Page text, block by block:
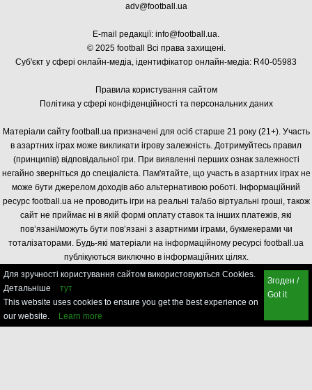
adv@football.ua
E-mail редакції: info@football.ua.
© 2025 football Всі права захищені.
Суб'єкт у сфері онлайн-медіа, ідентифікатор онлайн-медіа: R40-05983
Правила користування сайтом
Політика у сфері конфіденційності та персональних даних
Матеріали сайту football.ua призначені для осіб старше 21 року (21+). Участь
в азартних іграх може викликати ігрову залежність. Дотримуйтесь правил
(принципів) відповідальної гри. При виявленні перших ознак залежності
негайно зверніться до спеціаліста. Пам'ятайте, що участь в азартних іграх не
може бути джерелом доходів або альтернативою роботі. Інформаційний
ресурс football.ua не проводить ігри на реальні та/або віртуальні гроші, також
сайт не приймає ні в якій формі оплату ставок та інших платежів, які
пов’язані/можуть бути пов’язані з азартними іграми, букмекерами чи
тоталізаторами. Будь-які матеріали на інформаційному ресурсі football.ua
публікуються виключно в інформаційних цілях.
Для зручності користування сайтом використовуються Cookies.
Детальніше
тут
This website uses cookies to ensure you get the best experience on
our website.
Learn more
Згоден /
Got it